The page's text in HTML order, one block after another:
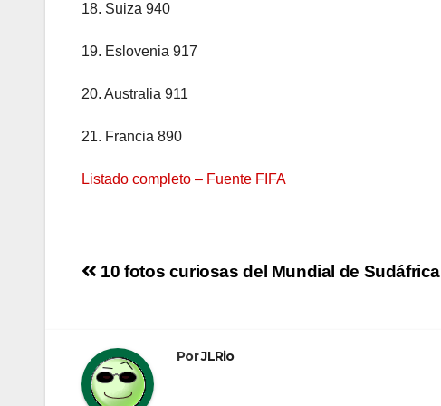
18. Suiza 940
19. Eslovenia 917
20. Australia 911
21. Francia 890
Listado completo – Fuente FIFA
Navegación
entradas
10 fotos curiosas del Mundial de Sudáfrica
PorJLRio